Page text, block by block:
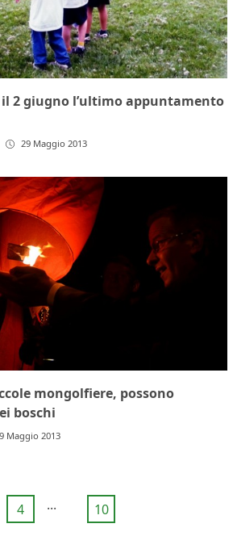
2 giugno l’ultimo appuntamento
29 Maggio 2013
mongolfiere, possono
boschi
Maggio 2013
4 ... 10